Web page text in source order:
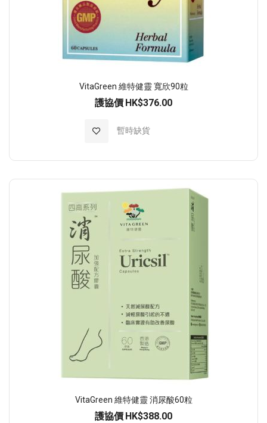
VitaGreen 維特健靈 寬欣90粒
護協價 HK$376.00
暫時缺貨
加入至願望清單
VitaGreen 維特健靈 消尿酸60粒
護協價 HK$388.00